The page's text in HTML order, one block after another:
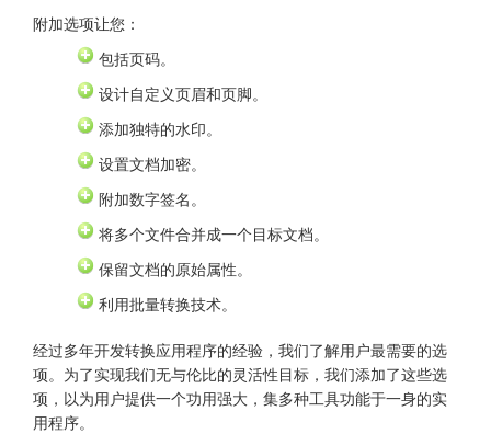
附加选项让您：
包括页码。
设计自定义页眉和页脚。
添加独特的水印。
设置文档加密。
附加数字签名。
将多个文件合并成一个目标文档。
保留文档的原始属性。
利用批量转换技术。
经过多年开发转换应用程序的经验，我们了解用户最需要的选
项。为了实现我们无与伦比的灵活性目标，我们添加了这些选
项，以为用户提供一个功用强大，集多种工具功能于一身的实
用程序。